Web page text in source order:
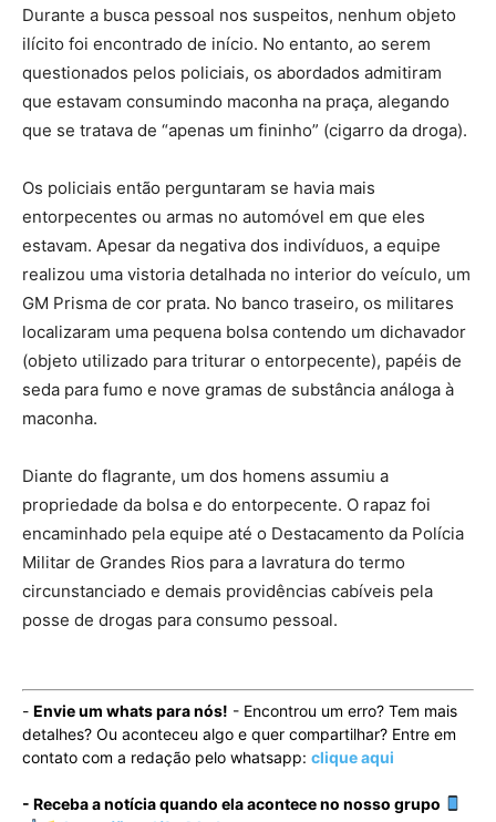
Durante a busca pessoal nos suspeitos, nenhum objeto
ilícito foi encontrado de início. No entanto, ao serem
questionados pelos policiais, os abordados admitiram
que estavam consumindo maconha na praça, alegando
que se tratava de “apenas um fininho” (cigarro da droga).
Os policiais então perguntaram se havia mais
entorpecentes ou armas no automóvel em que eles
estavam. Apesar da negativa dos indivíduos, a equipe
realizou uma vistoria detalhada no interior do veículo, um
GM Prisma de cor prata. No banco traseiro, os militares
localizaram uma pequena bolsa contendo um dichavador
(objeto utilizado para triturar o entorpecente), papéis de
seda para fumo e nove gramas de substância análoga à
maconha.
Diante do flagrante, um dos homens assumiu a
propriedade da bolsa e do entorpecente. O rapaz foi
encaminhado pela equipe até o Destacamento da Polícia
Militar de Grandes Rios para a lavratura do termo
circunstanciado e demais providências cabíveis pela
posse de drogas para consumo pessoal.
- Envie um whats para nós! - Encontrou um erro? Tem mais
detalhes? Ou aconteceu algo e quer compartilhar? Entre em
contato com a redação pelo whatsapp: clique aqui
- Receba a notícia quando ela acontece no nosso grupo